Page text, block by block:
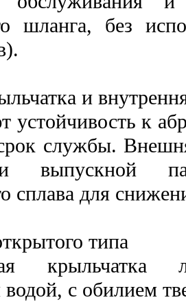
шланга, без
и
устойчивость к
службы.
выпускной
сплава для
типа
крыльчатка
водой, с обилием